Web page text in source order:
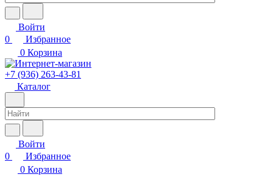
Войти
0
Избранное
0 Корзина
+7 (936) 263-43-81
Каталог
Войти
0
Избранное
0 Корзина